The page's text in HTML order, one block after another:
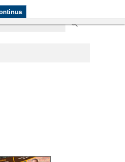
TRÀMITS I GESTIONS